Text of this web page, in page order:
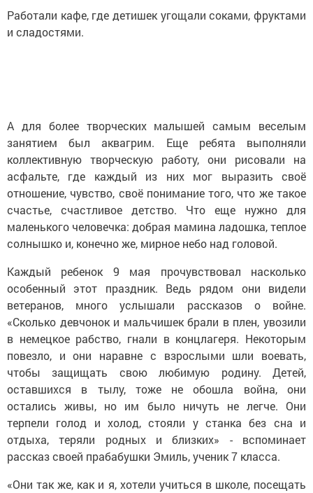
Работали кафе, где детишек угощали соками, фруктами
и сладостями.
А для более творческих малышей самым веселым
занятием был аквагрим. Еще ребята выполняли
коллективную творческую работу, они рисовали на
асфальте, где каждый из них мог выразить своё
отношение, чувство, своё понимание того, что же такое
счастье, счастливое детство. Что еще нужно для
маленького человечка: добрая мамина ладошка, теплое
солнышко и, конечно же, мирное небо над головой.
Каждый ребенок 9 мая прочувствовал насколько
особенный этот праздник. Ведь рядом они видели
ветеранов, много услышали рассказов о войне.
«Сколько девчонок и мальчишек брали в плен, увозили
в немецкое рабство, гнали в концлагеря. Некоторым
повезло, и они наравне с взрослыми шли воевать,
чтобы защищать свою любимую родину. Детей,
оставшихся в тылу, тоже не обошла война, они
остались живы, но им было ничуть не легче. Они
терпели голод и холод, стояли у станка без сна и
отдыха, теряли родных и близких» - вспоминает
рассказ своей прабабушки Эмиль, ученик 7 класса.
«Они так же, как и я, хотели учиться в школе, посещать